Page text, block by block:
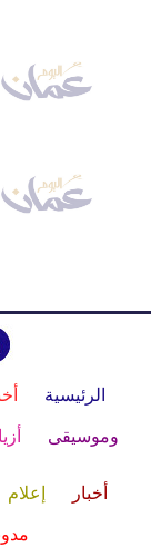
الرئيسية
وموسيقى
أخبار إعلام